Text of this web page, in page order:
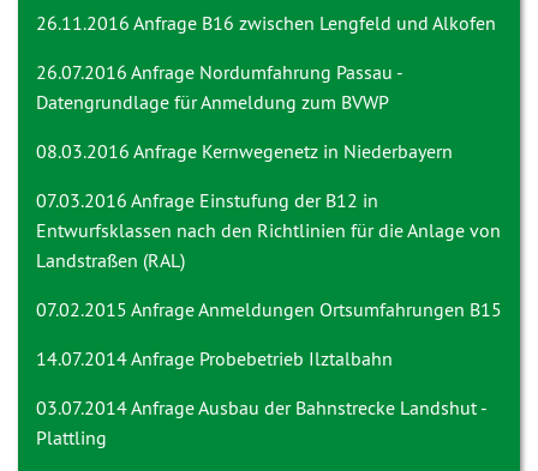
26.11.2016 Anfrage B16 zwischen Lengfeld und Alkofen
26.07.2016 Anfrage Nordumfahrung Passau -
Datengrundlage für Anmeldung zum BVWP
08.03.2016 Anfrage Kernwegenetz in Niederbayern
07.03.2016 Anfrage Einstufung der B12 in
Entwurfsklassen nach den Richtlinien für die Anlage von
Landstraßen (RAL)
07.02.2015 AnfrageAnmeldungen Ortsumfahrungen B15
14.07.2014 Anfrage Probebetrieb Ilztalbahn
03.07.2014 AnfrageAusbau der Bahnstrecke Landshut -
Plattling